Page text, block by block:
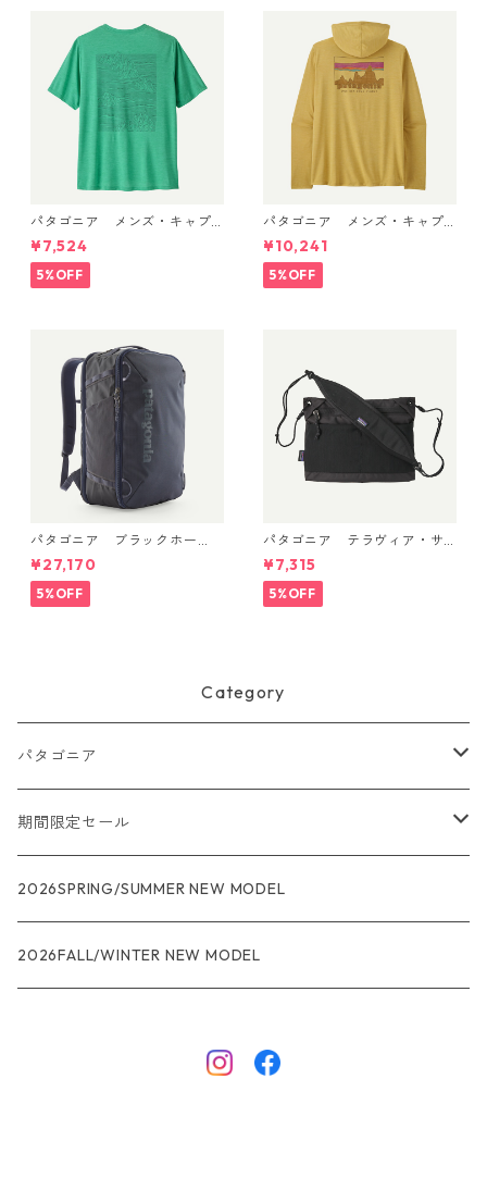
パタゴニア メンズ・キャプ
リーン・クール・デイリー・
シャツ（ストラタスパイア）
(カラー Feather Grey) Pat
agonia Men's Capilene® Co
¥7,524
5%OFF
パタゴニア メンズ・キャプ
リーン・クール・デイリー・
フーディ（'73 スカイライン）
(カラー Limestone Yellow - L
ight Limestone Yellow X-Dy
¥10,241
5%OFF
パタゴニア ブラックホー
ル・ミニ・MLC 30L (カラー
Smolder Blue w/Forge Gre
y) Patagonia Black Hole® Mi
ni MLC® 30L 日本正規品 製
¥27,170
5%OFF
パタゴニア テラヴィア・サ
コッシュ 3L (カラー Black)
Patagonia Terravia Sacoche
Bag 3L 日本正規品 製品番号
48835
¥7,315
5%OFF
Category
パタゴニア
メンズ
R1
R1エア
ウィメンズ
R1
ジャケット・アウター
期間限定セール
★★★
レインウェアー
2026SPRING/SUMMER NEW MODEL
2026FALL/WINTER NEW MODEL